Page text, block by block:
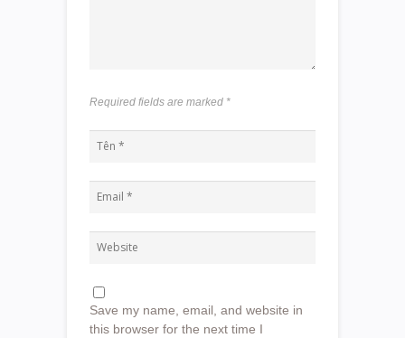
Required fields are marked *
Save my name, email, and website in
this browser for the next time I